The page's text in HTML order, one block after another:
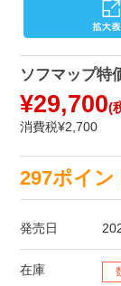
ソフマップ特
¥29,700(
消費税¥2,700
297ポイン
発売日
在庫